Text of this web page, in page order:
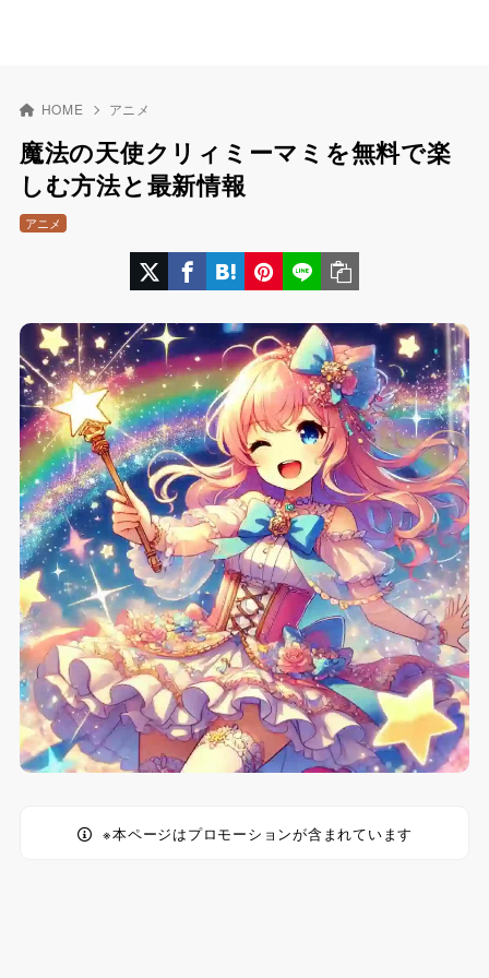
HOME アニメ
魔法の天使クリィミーマミを無料で楽
しむ方法と最新情報
アニメ
※本ページはプロモーションが含まれています